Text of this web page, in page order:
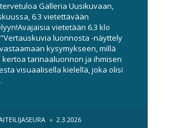
Galleria Uusikuvaan,
6.3 vietettävään
vietetään 6.3 klo
”Vertauskuvia luonnosta -näyttely
kysymykseen, millä
kertoa tarinaaluonnon ja ihmisen
visuaalisella kielellä, joka olisi
2.3.2026